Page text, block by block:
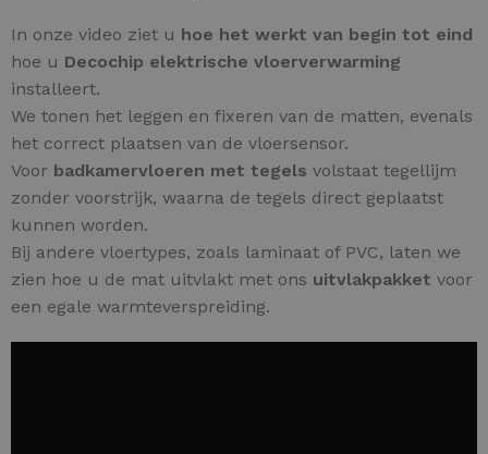
In onze video ziet u hoe het werkt van begin tot eind
hoe u Decochip elektrische vloerverwarming
installeert.
We tonen het leggen en fixeren van de matten, evenals
het correct plaatsen van de vloersensor.
Voor badkamervloeren met tegels volstaat tegellijm
zonder voorstrijk, waarna de tegels direct geplaatst
kunnen worden.
Bij andere vloertypes, zoals laminaat of PVC, laten we
zien hoe u de mat uitvlakt met ons uitvlakpakket voor
een egale warmteverspreiding.